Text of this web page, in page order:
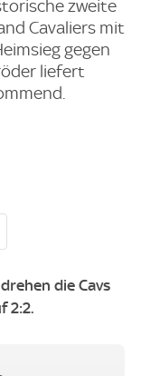
zweite
Cavaliers mit
gegen
liefert
die Cavs
2:2.